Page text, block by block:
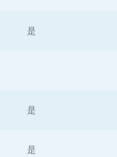
是
是
是